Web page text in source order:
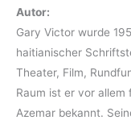
Autor:
Gary Victor wurde
haitianischer
Theater, Film,
Raum ist er vor allem
Azemar bekannt.